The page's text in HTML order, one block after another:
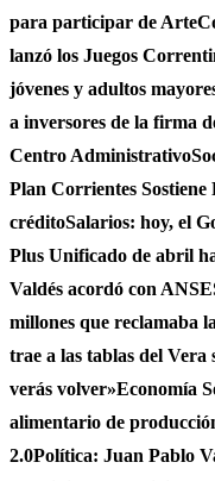
para participar de
lanzó los Juegos
jóvenes y adultos
a inversores de la firma
Centro Administrativo
Plan Corrientes
créditoSalarios: hoy, el
Plus Unificado de abril
Valdés acordó con
millones que reclamaba
trae a las tablas del
verás volver»Economía
alimentario de
2.0Política: Juan Pablo